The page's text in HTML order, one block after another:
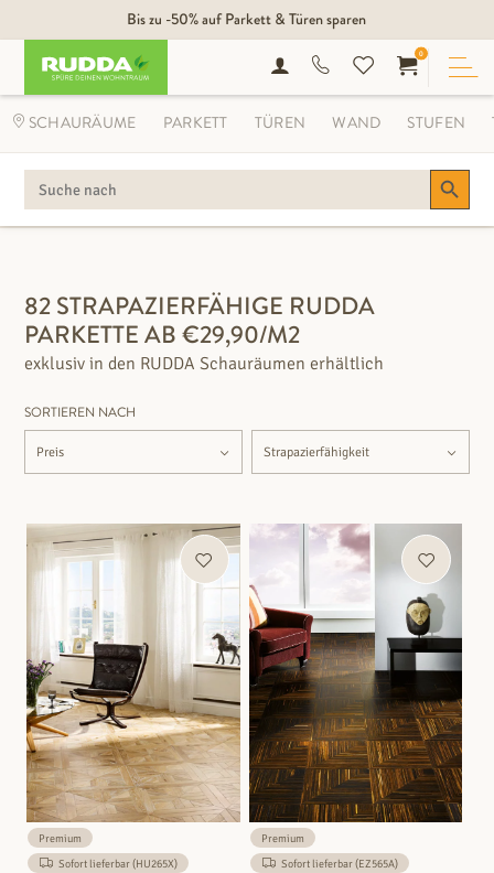
Bis zu -50% auf Parkett & Türen sparen
SEARCH
FOR:
Search Button
0
SCHAURÄUME PARKETT TÜREN WAND STUFEN
FILTEROPTIONEN
82 STRAPAZIERFÄHIGE RUDDA
PARKETTE AB €29,90/M2
exklusiv in den RUDDA Schauräumen erhältlich
SORTIEREN NACH
Premium
Sofort lieferbar (HU265X)
Premium
Sofort lieferbar (EZ565A)